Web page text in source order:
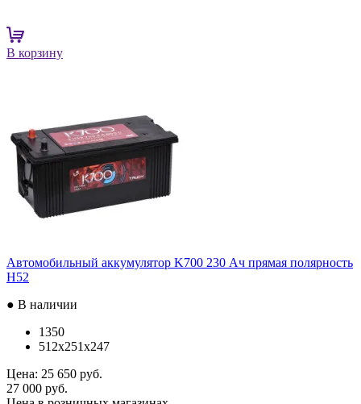
В корзину
Автомобильный аккумулятор K700 230 Ач прямая полярность
H52
● В наличии
1350
512x251x247
Цена: 25 650 руб.
27 000 руб.